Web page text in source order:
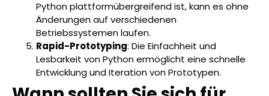
Python plattformübergreifend ist, kann es ohne
Änderungen auf verschiedenen
Betriebssystemen laufen.
Rapid-Prototyping: Die Einfachheit und
Lesbarkeit von Python ermöglicht eine schnelle
Entwicklung und Iteration von Prototypen.